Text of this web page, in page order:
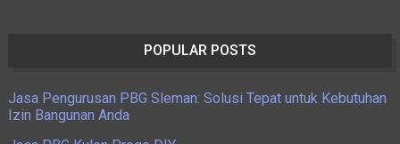
POPULAR POSTS
Jasa Pengurusan PBG Sleman: Solusi Tepat untuk Kebutuhan
Izin Bangunan Anda